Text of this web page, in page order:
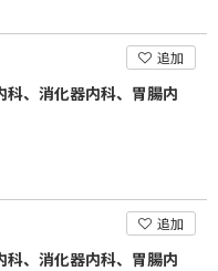
追加
、消化器内科、胃腸内
追加
、消化器内科、胃腸内